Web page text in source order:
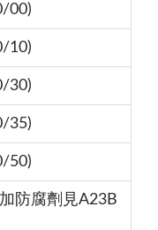
00)
10)
30)
35)
50)
防腐劑見A23B